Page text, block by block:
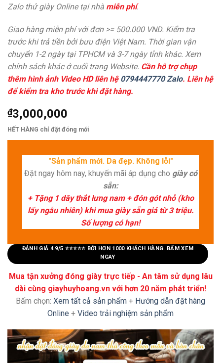
Zalo thử giày Online tại nhà miễn phí.
Giao hàng miễn phí với đơn >= 500.000 VND. Kiểm tra
trước khi trả tiền bởi bưu điện Việt Nam. Thời gian vận
chuyển 1-2 ngày tại TPHCM và 3-7 ngày tỉnh khác. Xem
chính sách khác ở cuối trang Website. Cần hỗ trợ chụp
thêm hình ảnh Video HD liên hệ 0794447770 Zalo. Liên hệ
để kiểm tra kho trước khi đặt hàng.
₫3,000,000
HẾT HÀNG chỉ đặt đóng mới
"Sản phẩm mới. Da đẹp. Không lỗi"
Đặt ngay hôm nay, khuyến mãi áp dụng cho giày có
sẵn:
+ Tặng 1 dây thắt lưng nam + đón gót nhỏ (kho
lấy ngẫu nhiên) khi mua giày sẵn giá từ 3 triệu.
Số lượng có hạn!
ĐÁNH GIÁ 4.9/5 ⭐⭐⭐⭐⭐ BỞI HƠN 1000 KHÁCH HÀNG. BẤM XEM
NGAY
Mua tận xưởng đóng giày trực tiếp - An tâm sử dụng lâu
dài cùng giayhuyhoang.vn với hơn 20 năm phát triển!
Bấm chọn: Xem tất cả sản phẩm + Hướng dẫn đặt hàng
Online + Video trải nghiệm sản phẩm